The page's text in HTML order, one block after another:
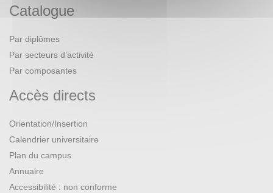
Catalogue
Par diplômes
Par secteurs d’activité
Par composantes
Accès directs
Orientation/Insertion
Calendrier universitaire
Plan du campus
Annuaire
Accessibilité : non conforme